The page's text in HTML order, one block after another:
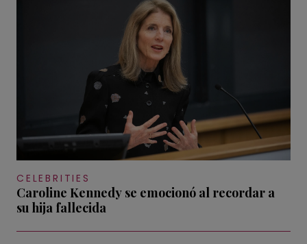
CELEBRITIES
Caroline Kennedy se emocionó al recordar a
su hija fallecida